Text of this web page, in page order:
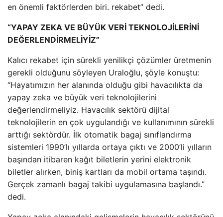
en önemli faktörlerden biri. rekabet” dedi.
“YAPAY ZEKA VE BÜYÜK VERİ TEKNOLOJİLERİNİ
DEĞERLENDİRMELİYİZ”
Kalıcı rekabet için sürekli yenilikçi çözümler üretmenin
gerekli olduğunu söyleyen Uraloğlu, şöyle konuştu:
“Hayatımızın her alanında olduğu gibi havacılıkta da
yapay zeka ve büyük veri teknolojilerini
değerlendirmeliyiz. Havacılık sektörü dijital
teknolojilerin en çok uygulandığı ve kullanımının sürekli
arttığı sektördür. İlk otomatik bagaj sınıflandırma
sistemleri 1990’lı yıllarda ortaya çıktı ve 2000’li yılların
başından itibaren kağıt biletlerin yerini elektronik
biletler alırken, biniş kartları da mobil ortama taşındı.
Gerçek zamanlı bagaj takibi uygulamasına başlandı.”
dedi.